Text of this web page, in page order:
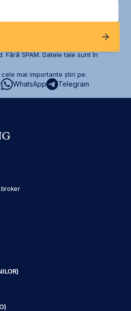
Fără SPAM. Datele tale sunt în
mai importante știri pe:
WhatsApp Telegram